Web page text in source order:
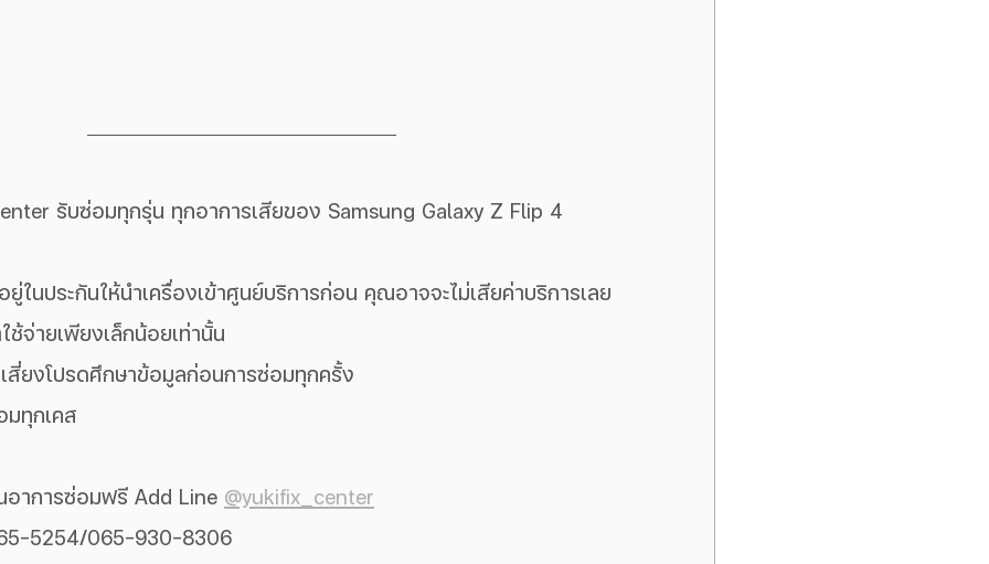
รับซ่อมทุกรุ่น ทุกอาการเสียของ Samsung Galaxy Z Flip 4
ในประกันให้นำเครื่องเข้าศูนย์บริการก่อน คุณอาจจะไม่เสียค่าบริการเลย
ช้จ่ายเพียงเล็กน้อยเท่านั้น
สี่ยงโปรดศึกษาข้อมูลก่อนการซ่อมทุกครั้ง
มทุกเคส
อาการซ่อมฟรี Add Line @yukifix_center
5254/065-930-8306